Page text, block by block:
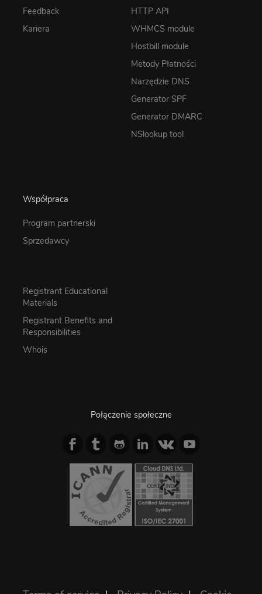
Feedback
Kariera
HTTP API
WHMCS module
Hostbill module
Metody Płatności
Narzędzie DNS
Generator SPF
Generator DMARC
NSlookup tool
Współpraca
Program partnerski
Sprzedawcy
Registrant Educational
Materials
Registrant Benefits and
Responsibilities
Whois
Połączenie społeczne